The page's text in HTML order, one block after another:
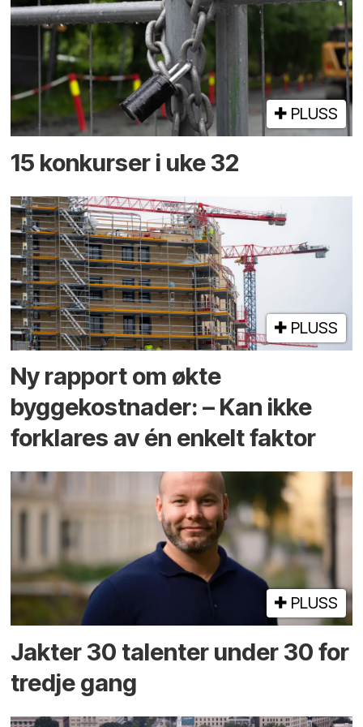
PLUSS
15 konkurser i uke 32
PLUSS
Ny rapport om økte
byggekostnader: – Kan ikke
forklares av én enkelt faktor
PLUSS
Jakter 30 talenter under 30 for
tredje gang